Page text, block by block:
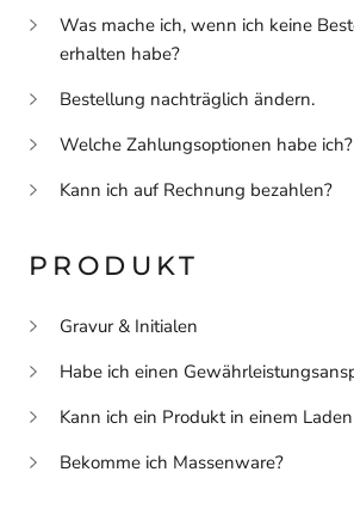
Was mache ich, wenn ich keine
erhalten habe?
Bestellung nachträglich ändern.
Welche Zahlungsoptionen habe ich?
Kann ich auf Rechnung bezahlen?
PRODUKT
Gravur & Initialen
Habe ich einen
Kann ich ein Produkt in einem
Bekomme ich Massenware?